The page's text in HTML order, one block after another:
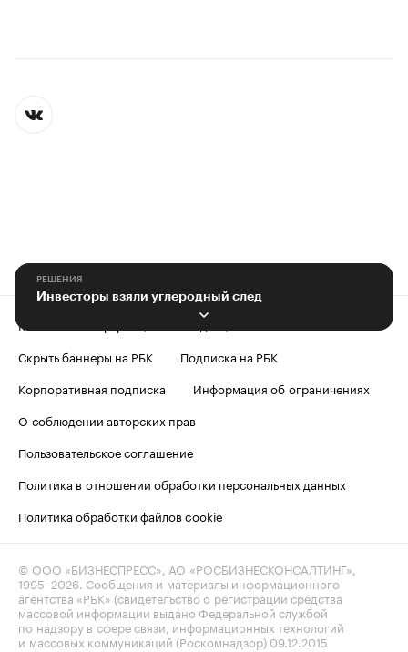
РЕШЕНИЯ
Инвесторы взяли углеродный след
Контактная информация
Скрыть баннеры на РБК
Подписка на РБК
Корпоративная подписка
Информация об ограничениях
О соблюдении авторских прав
Пользовательское соглашение
Политика в отношении обработки персональных данных
Политика обработки файлов cookie
© ООО «БИЗНЕСПРЕСС», АО «РОСБИЗНЕСКОНСАЛТИНГ»,
1995–2026. Сообщения и материалы информационного
агентства «РБК» (свидетельство о регистрации средства
массовой информации выдано Федеральной службой
по надзору в сфере связи, информационных технологий
и массовых коммуникаций (Роскомнадзор) 09.12.2015